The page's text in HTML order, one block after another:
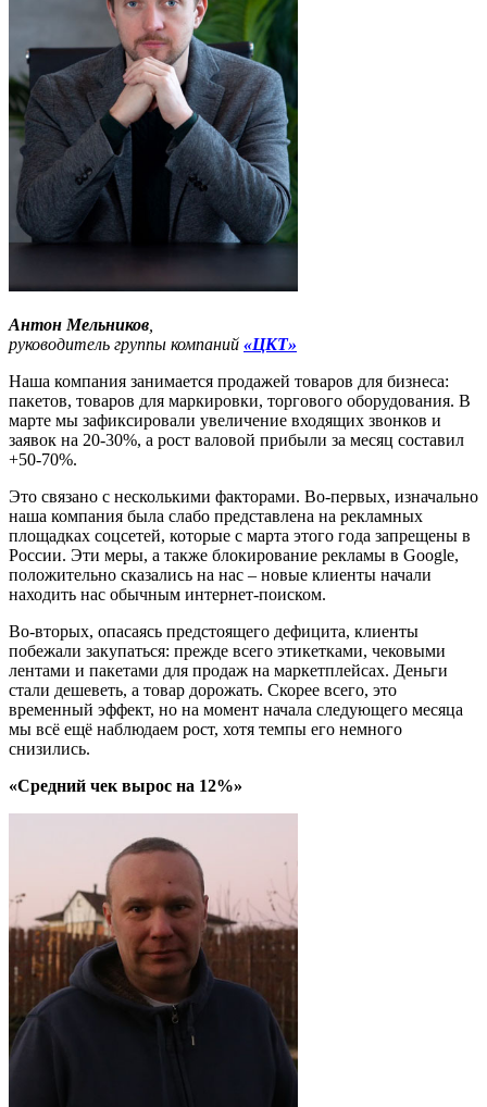
Антон Мельников,
руководитель группы компаний «ЦКТ»
Наша компания занимается продажей товаров для бизнеса:
пакетов, товаров для маркировки, торгового оборудования. В
марте мы зафиксировали увеличение входящих звонков и
заявок на 20-30%, а рост валовой прибыли за месяц составил
+50-70%.
Это связано с несколькими факторами. Во-первых, изначально
наша компания была слабо представлена на рекламных
площадках соцсетей, которые с марта этого года запрещены в
России. Эти меры, а также блокирование рекламы в Google,
положительно сказались на нас – новые клиенты начали
находить нас обычным интернет-поиском.
Во-вторых, опасаясь предстоящего дефицита, клиенты
побежали закупаться: прежде всего этикетками, чековыми
лентами и пакетами для продаж на маркетплейсах. Деньги
стали дешеветь, а товар дорожать. Скорее всего, это
временный эффект, но на момент начала следующего месяца
мы всё ещё наблюдаем рост, хотя темпы его немного
снизились.
«Средний чек вырос на 12%»